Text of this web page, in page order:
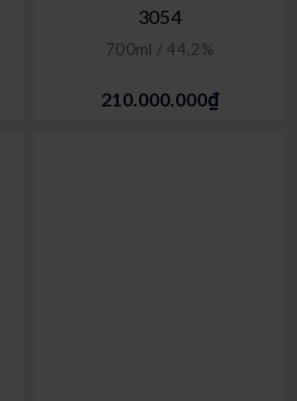
3054
700ml / 44,2%
210.000.000₫